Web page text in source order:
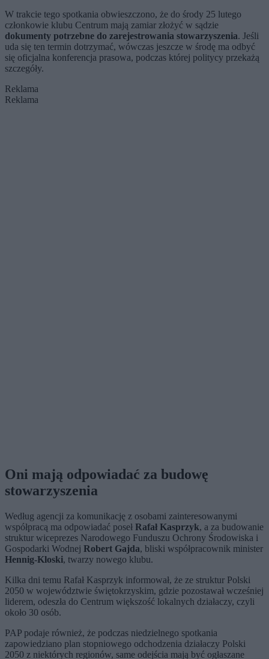
W trakcie tego spotkania obwieszczono, że do środy 25 lutego
członkowie klubu Centrum mają zamiar złożyć w sądzie
dokumenty potrzebne do zarejestrowania stowarzyszenia. Jeśli
uda się ten termin dotrzymać, wówczas jeszcze w środę ma odbyć
się oficjalna konferencja prasowa, podczas której politycy przekażą
szczegóły.
Reklama
Reklama
Oni mają odpowiadać za budowę
stowarzyszenia
Według agencji za komunikację z osobami zainteresowanymi
współpracą ma odpowiadać poseł Rafał Kasprzyk, a za budowanie
struktur wiceprezes Narodowego Funduszu Ochrony Środowiska i
Gospodarki Wodnej Robert Gajda, bliski współpracownik minister
Hennig-Kloski, twarzy nowego klubu.
Kilka dni temu Rafał Kasprzyk informował, że ze struktur Polski
2050 w województwie świętokrzyskim, gdzie pozostawał wcześniej
liderem, odeszła do Centrum większość lokalnych działaczy, czyli
około 30 osób.
PAP podaje również, że podczas niedzielnego spotkania
zapowiedziano plan stopniowego odchodzenia działaczy Polski
2050 z niektórych regionów, same odejścia mają być ogłaszane